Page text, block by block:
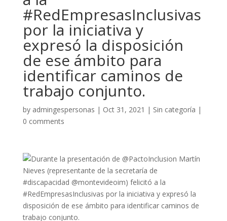
#RedEmpresasInclusivas
por la iniciativa y
expresó la disposición
de ese ámbito para
identificar caminos de
trabajo conjunto.
by admingespersonas | Oct 31, 2021 | Sin categoría |
0 comments